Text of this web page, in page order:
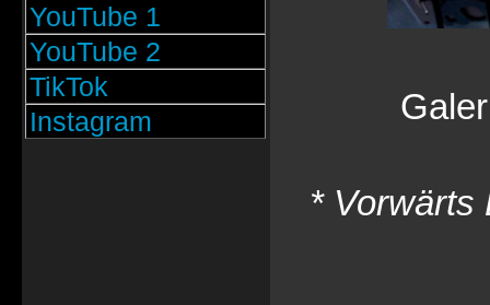
YouTube 1
YouTube 2
TikTok
Instagram
* Vorwärts